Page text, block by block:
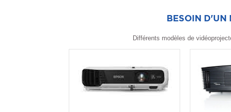
BESOIN D'UN
Différents modèles de